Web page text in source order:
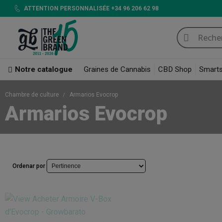
ATTENTION PERSONNALISÉE +34 96 206 62 98
Notre catalogue Graines de Cannabis CBD Shop
Chambre de culture Armarios Evocrop
Armarios Evocrop
Ordenar por